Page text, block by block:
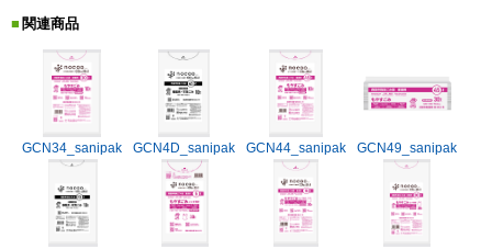
関連商品
GCN34_sanipak GCN4D_sanipak GCN44_sanipak GCN49_sanipak